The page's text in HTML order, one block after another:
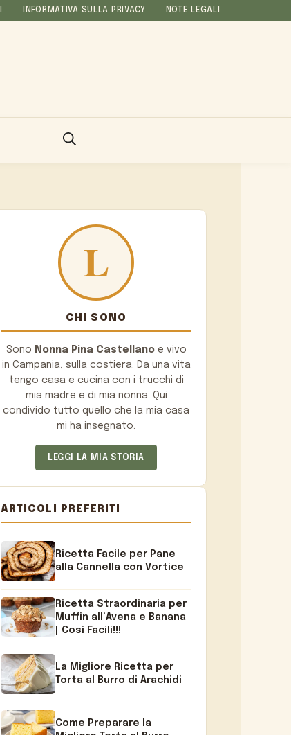
INFORMATIVA SULLA PRIVACY NOTE LEGALI
CHI SONO
Sono Nonna Pina Castellanoe vivo
in Campania, sulla costiera. Da una vita
tengo casa e cucina con i trucchi di
mia madre e di mia nonna. Qui
condivido tutto quello che la mia casa
mi ha insegnato.
LEGGI LA MIA STORIA
ARTICOLI PREFERITI
Ricetta Facile per Pane
alla Cannella con Vortice
Ricetta Straordinaria per
Muffin all’Avena e Banana
| Così Facili!!!
La Migliore Ricetta per
Torta al Burro di Arachidi
Come Preparare la